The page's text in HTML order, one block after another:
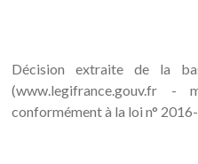
Décision extraite de la
(www.legifrance.gouv.fr
conformément à la loi n°